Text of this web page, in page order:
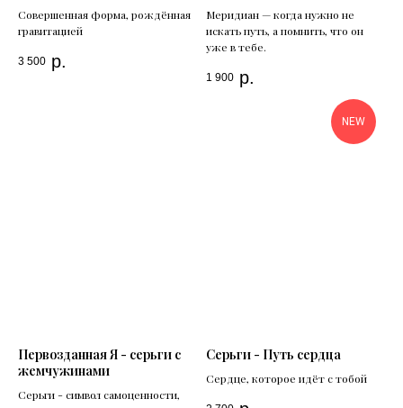
Совершенная форма, рождённая
гравитацией
3 500 р.
Меридиан — когда нужно не
искать путь, а помнить, что он
уже в тебе.
1 900 р.
Первозданная Я - серьги с
жемчужинами
Серьги - символ самоценности,
NEW
Серьги - Путь сердца
Сердце, которое идёт с тобой